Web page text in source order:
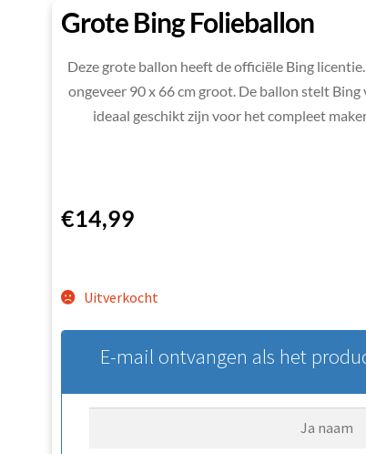
Grote Bing Folieballon
Deze grote ballon heeft de officiële Bing
ongeveer 90 x 66 cm groot. De ballon stelt
ideaal geschikt zijn voor het compleet
€14,99
Uitverkocht
E-mail ontvangen als het